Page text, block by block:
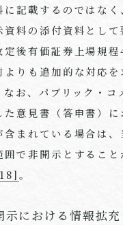
に記載するのではなく
資料の添付資料として
定後有価証券上場規程
よりも追加的な対応
なお、パブリック・コ
た意見書（答申書）に
含まれている場合は、
囲で非開示とするこ
。
における情報拡充